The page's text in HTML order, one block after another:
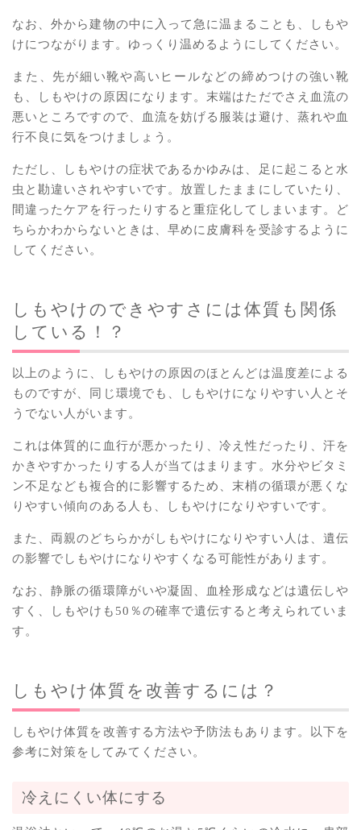
なお、外から建物の中に入って急に温まることも、しもや
けにつながります。ゆっくり温めるようにしてください。
また、先が細い靴や高いヒールなどの締めつけの強い靴
も、しもやけの原因になります。末端はただでさえ血流の
悪いところですので、血流を妨げる服装は避け、蒸れや血
行不良に気をつけましょう。
ただし、しもやけの症状であるかゆみは、足に起こると水
虫と勘違いされやすいです。放置したままにしていたり、
間違ったケアを行ったりすると重症化してしまいます。ど
ちらかわからないときは、早めに皮膚科を受診するように
してください。
しもやけのできやすさには体質も関係
している！？
以上のように、しもやけの原因のほとんどは温度差による
ものですが、同じ環境でも、しもやけになりやすい人とそ
うでない人がいます。
これは体質的に血行が悪かったり、冷え性だったり、汗を
かきやすかったりする人が当てはまります。水分やビタミ
ン不足なども複合的に影響するため、末梢の循環が悪くな
りやすい傾向のある人も、しもやけになりやすいです。
また、両親のどちらかがしもやけになりやすい人は、遺伝
の影響でしもやけになりやすくなる可能性があります。
なお、静脈の循環障がいや凝固、血栓形成などは遺伝しや
すく、しもやけも50％の確率で遺伝すると考えられていま
す。
しもやけ体質を改善するには？
しもやけ体質を改善する方法や予防法もあります。以下を
参考に対策をしてみてください。
冷えにくい体にする